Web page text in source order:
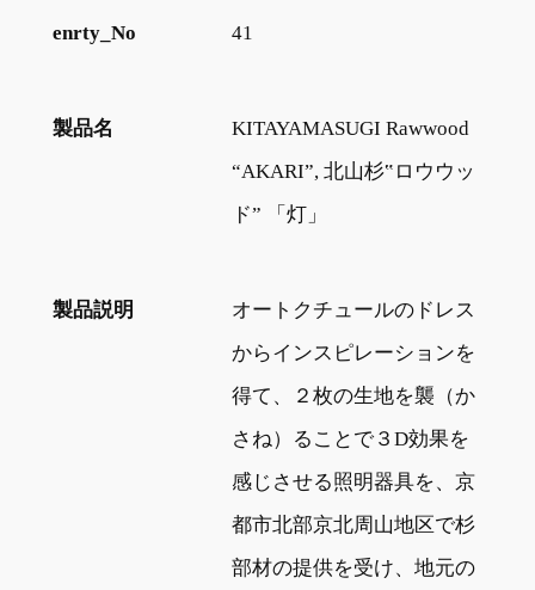
enrty_No 41
製品名
KITAYAMASUGI Rawwood
“AKARI”, 北山杉‟ロウウッ
ド” 「灯」
製品説明
オートクチュールのドレス
からインスピレーションを
得て、２枚の生地を襲（か
さね）ることで３D効果を
感じさせる照明器具を、京
都市北部京北周山地区で杉
部材の提供を受け、地元の